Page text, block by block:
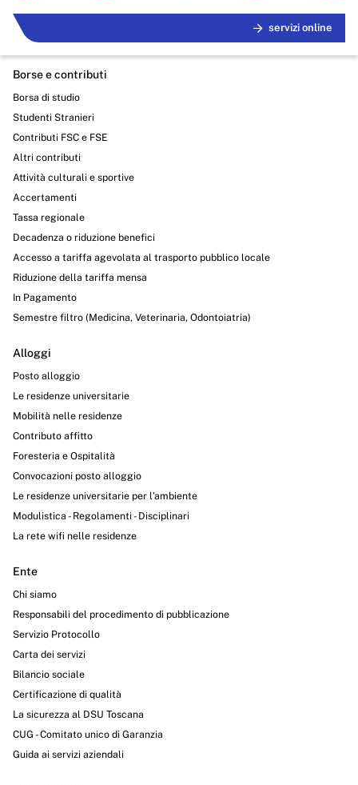
servizi online
Borse e contributi
Borsa di studio
Studenti Stranieri
Contributi FSC e FSE
Altri contributi
Attività culturali e sportive
Accertamenti
Tassa regionale
Decadenza o riduzione benefici
Accesso a tariffa agevolata al trasporto pubblico locale
Riduzione della tariffa mensa
In Pagamento
Semestre filtro (Medicina, Veterinaria, Odontoiatria)
Alloggi
Posto alloggio
Le residenze universitarie
Mobilità nelle residenze
Contributo affitto
Foresteria e Ospitalità
Convocazioni posto alloggio
Le residenze universitarie per l’ambiente
Modulistica - Regolamenti - Disciplinari
La rete wifi nelle residenze
Ente
Chi siamo
Responsabili del procedimento di pubblicazione
Servizio Protocollo
Carta dei servizi
Bilancio sociale
Certificazione di qualità
La sicurezza al DSU Toscana
CUG - Comitato unico di Garanzia
Guida ai servizi aziendali